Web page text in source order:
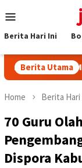
to
Menu
Berita Hari Ini
Berita Utama
Malasari
Home Berita Hari
70 Guru
Dispora